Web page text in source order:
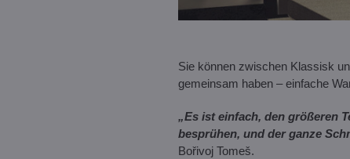
Sie können zwischen Klassisk
gemeinsam haben – einfache
„Es ist einfach, den größeren
besprühen, und der ganze
Bořivoj Tomeš.